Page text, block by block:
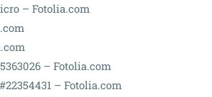
– Fotolia.com
– Fotolia.com
– Fotolia.com